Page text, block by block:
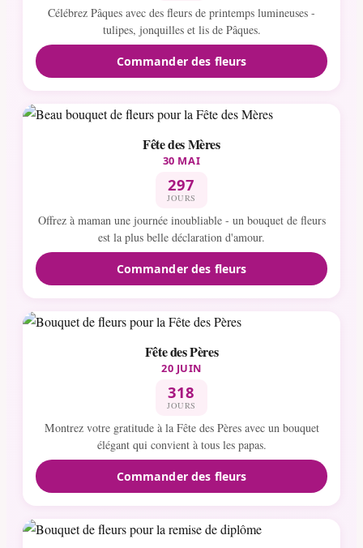
Célébrez Pâques avec des fleurs de printemps lumineuses -
tulipes, jonquilles et lis de Pâques.
Commander des fleurs
Fête des Mères
30 MAI
297
JOURS
Offrez à maman une journée inoubliable - un bouquet de fleurs
est la plus belle déclaration d'amour.
Commander des fleurs
Fête des Pères
20 JUIN
318
JOURS
Montrez votre gratitude à la Fête des Pères avec un bouquet
élégant qui convient à tous les papas.
Commander des fleurs